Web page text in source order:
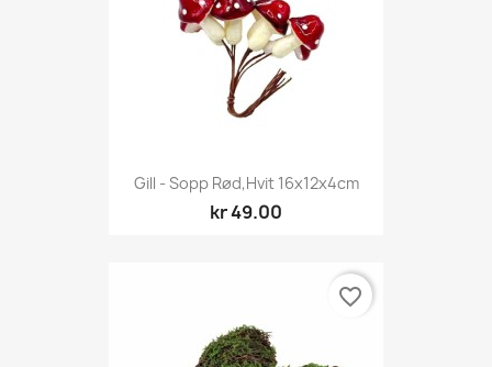
Gill - Sopp Rød,Hvit 16x12x4cm
kr 49.00
favorite_border